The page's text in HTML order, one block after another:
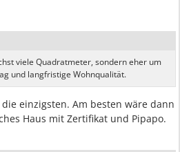
viele Quadratmeter, sondern eher um
und langfristige Wohnqualität.
einzigsten. Am besten wäre dann
Haus mit Zertifikat und Pipapo.